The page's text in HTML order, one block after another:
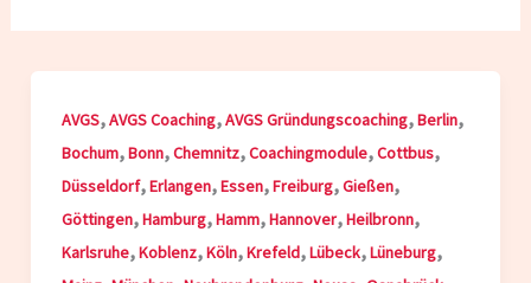
AVGS,AVGS Coaching,AVGS Gründungscoaching,Berlin,
Bochum,Bonn,Chemnitz,Coachingmodule,Cottbus,
Düsseldorf,Erlangen,Essen,Freiburg,Gießen,
Göttingen,Hamburg,Hamm,Hannover,Heilbronn,
Karlsruhe,Koblenz,Köln,Krefeld,Lübeck,Lüneburg,